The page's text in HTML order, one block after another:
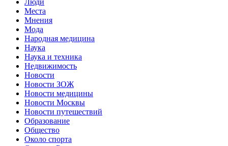
Места
Мнения
Мода
Народная медицина
Наука
Наука и техника
Недвижимость
Новости
Новости ЗОЖ
Новости медицины
Новости Москвы
Новости путешествий
Образование
Общество
Около спорта